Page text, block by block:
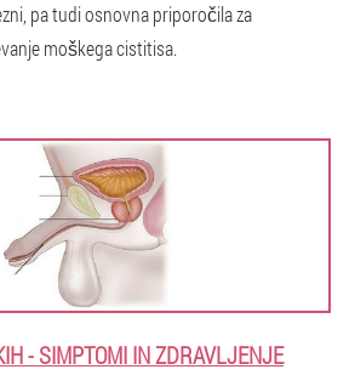
pa tudi osnovna priporočila za
moškega cistitisa.
- SIMPTOMI IN ZDRAVLJENJE